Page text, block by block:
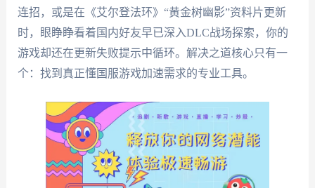
连招，或是在《艾尔登法环》“黄金树幽影”资料片更新
时，眼睁睁看着国内好友早已深入DLC战场探索，你的
游戏却还在更新失败提示中循环。解决之道核心只有一
个：找到真正懂国服游戏加速需求的专业工具。